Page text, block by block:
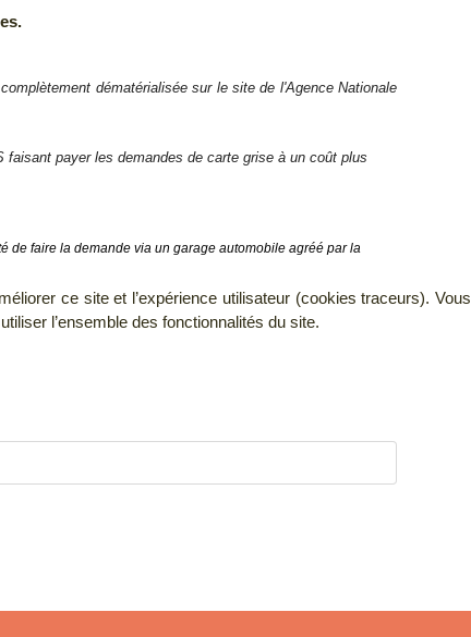
dématérialisée sur le site de l'Agence Nationale
payer les demandes de carte grise à un coût plus
de faire la demande via un garage automobile agréé par la
ce site et l’expérience utilisateur (cookies traceurs). Vous
l’ensemble des fonctionnalités du site.